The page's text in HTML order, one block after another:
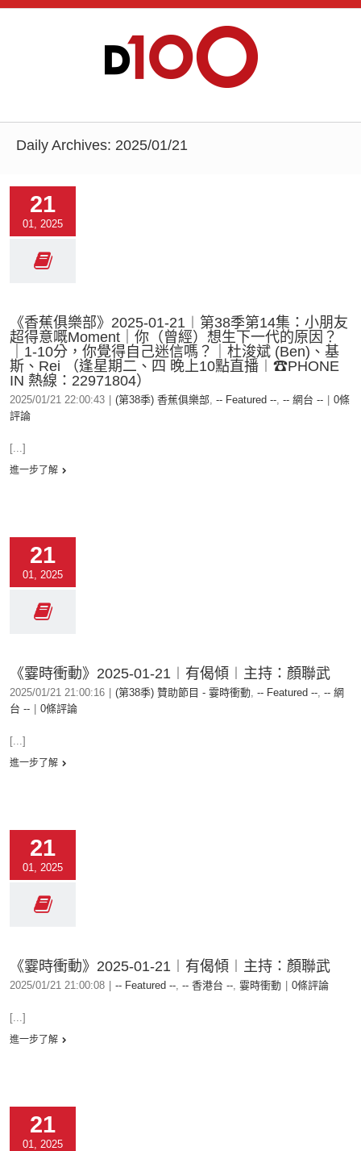
Daily Archives: 2025/01/21
21
01, 2025
《香蕉俱樂部》2025-01-21︱第38季第14集：小朋友
超得意嘅Moment｜你（曾經）想生下一代的原因？
｜1-10分，你覺得自己迷信嗎？｜杜浚斌 (Ben)、基
斯、Rei （逢星期二、四 晚上10點直播︱☎PHONE
IN 熱線：22971804）
2025/01/21 22:00:43 (第38季) 香蕉俱樂部, -- Featured --, -- 網台 --
0條
評論
[...]
進一步了解
21
01, 2025
《霎時衝動》2025-01-21︱有偈傾︱主持：顏聯武
2025/01/21 21:00:16 (第38季) 贊助節目 - 霎時衝動, -- Featured --, -- 網
台 --
0條評論
[...]
進一步了解
21
01, 2025
《霎時衝動》2025-01-21︱有偈傾︱主持：顏聯武
2025/01/21 21:00:08 -- Featured --, -- 香港台 --, 霎時衝動 0條評論
[...]
進一步了解
21
01, 2025